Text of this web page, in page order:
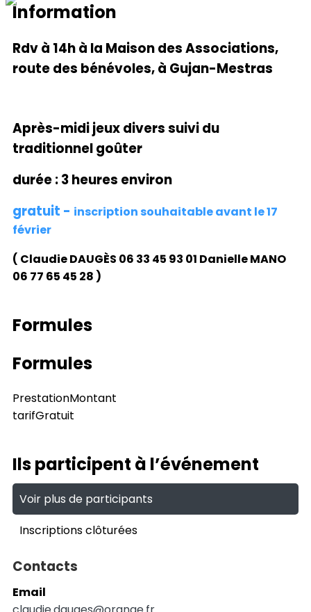
Information
Rdv à 14hà la Maison des Associations,
routedes bénévoles,à Gujan-Mestras
Après-midi jeux divers suivi du
traditionnel goûter
durée : 3 heures environ
gratuit - inscriptionsouhaitableavant le17
février
( Claudie DAUGÈS 06 33 45 93 01 Danielle MANO
06 77 65 45 28 )
Formules
Formules
PrestationMontant
tarifGratuit
Ils participent à l’événement
Voir plus de participants
Inscriptions clôturées
Contacts
Email